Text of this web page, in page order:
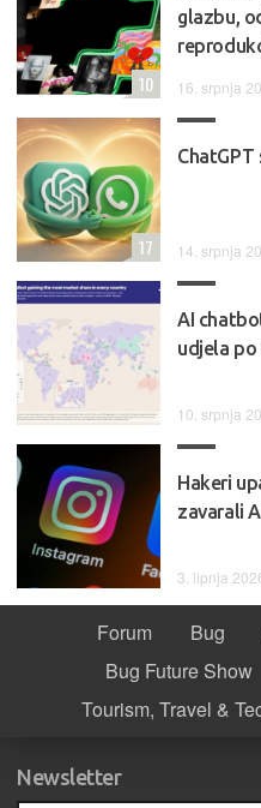
glazbu,
16. srpnja
10
14. srpnja
17
AI
udjela
10. srpnja
Hakeri
zavarali
3. lipnja
Forum Bug
Bug Future Show
Tourism, Travel &
Newsletter